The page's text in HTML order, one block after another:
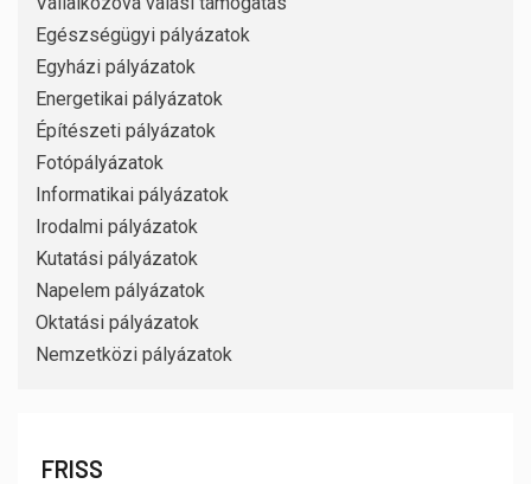
Egészségügyi pályázatok
Egyházi pályázatok
Energetikai pályázatok
Építészeti pályázatok
Fotópályázatok
Informatikai pályázatok
Irodalmi pályázatok
Kutatási pályázatok
Napelem pályázatok
Oktatási pályázatok
Nemzetközi pályázatok
FRISS